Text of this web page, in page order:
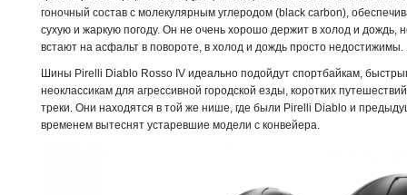
гоночный состав с молекулярным углеродом (black carbon),
сухую и жаркую погоду. Он не очень хорошо держит в холод и дождь,
встают на асфальт в повороте, в холод и дождь просто недостижимы.
Шины Pirelli Diablo Rosso IV идеально подойдут спортбайкам,
неоклассикам для агрессивной городской езды, коротких
треки. Они находятся в той же нише, где были Pirelli Diablo и
временем вытеснят устаревшие модели с конвейера.